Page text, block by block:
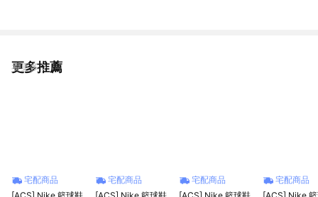
更多推薦
看更多
宅配商品
宅配商品
宅配商品
宅配商品